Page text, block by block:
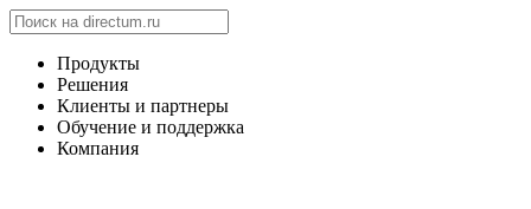
Продукты
Решения
Клиенты и партнеры
Обучение и поддержка
Компания